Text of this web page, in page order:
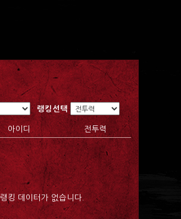
랭킹선택
아이디 전투력
랭킹 데이터가 없습니다.